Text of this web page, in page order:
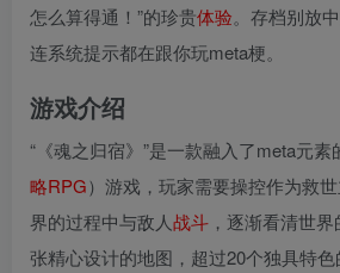
怎么算得通！”的珍贵体验。存档别放
连系统提示都在跟你玩meta梗。
游戏介绍
“《魂之归宿》”是一款融入了meta元
略RPG）游戏，玩家需要操控作为救
界的过程中与敌人战斗 ，逐渐看清世
张精心设计的地图，超过20个独具特